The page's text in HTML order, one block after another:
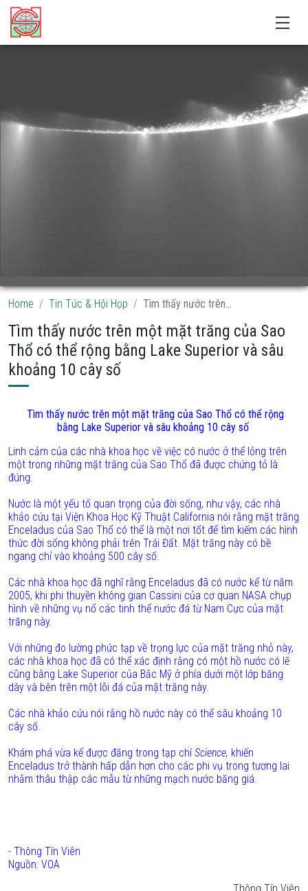
Home Tin Tức & Hội Họp Tìm thấy nước trên...
Tìm thấy nước trên một mặt trăng của Sao
Thổ có thể rộng bằng Lake Superior và sâu
khoảng 10 cây số
Tìm thấy nước trên một mặt trăng của Sao Thổ có thể rộng
bằng Lake Superiorvà sâu khoảng 10 cây số
Linh cảm của các nhà khoa học về việc có nước ở thể lỏng trên
một trong những mặt trăng của Sao Thổ đã được chứng tỏ là
đúng.
Nước là một yếu tố quan trọng của đời sống, như vậy, các nhà
khảo cứu tại Viện Khoa Học Kỹ Thuật California nói rằng mặt trăng
Enceladus của Sao Thổ có thể là một nơi tốt để tìm kiếm các hình
thức đời sống không phải trên Trái Đất. Mặt trăng này có bề
ngang chỉ vào khoảng 500 cây số.
Các nhà khoa học đã nghĩ rằng Enceladus đã có nước kể từ năm
2005, khi phi thuyền không gian Cassini của cơ quan NASA chụp
hình về những vụ nổ các tinh thể nước đá từ Nam Cực của mặt
trăng này.
Với những đo lường phức tạp về trọng lực của mặt trăng nhỏ này,
các nhà khoa học đã có thể xác định rằng có một hồ nước có lẽ
cũng bằng Lake Superior của Bắc Mỹ ở phía dưới một lớp băng
dày và bên trên một lõi đá của mặt trăng này.
Các nhà khảo cứu nói rằng hồ nước này có thể sâu khoảng 10
cây số.
Khám phá vừa kể được đăng trong tạp chí Science, khiến
Enceladus trở thành hấp dẫn hơn cho các phi vụ trong tương lai
nhằm thâu thập các mẫu từ những mạch nước băng giá.
- Thông Tín Viên
Nguồn: VOA